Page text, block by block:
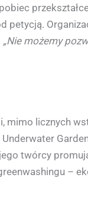
petycją.
„Nie możemy
mimo licznych
twórcy
–